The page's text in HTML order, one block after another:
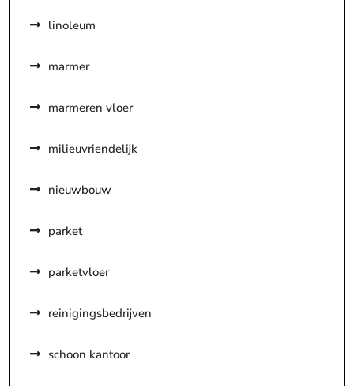
linoleum
marmer
marmeren vloer
milieuvriendelijk
nieuwbouw
parket
parketvloer
reinigingsbedrijven
schoon kantoor